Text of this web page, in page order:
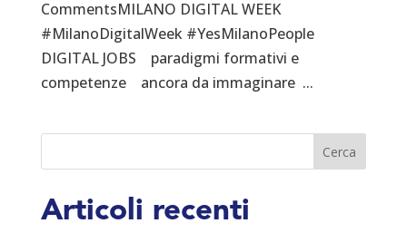
CommentsMILANO DIGITAL WEEK
#MilanoDigitalWeek #YesMilanoPeople
DIGITAL JOBS paradigmi formativi e
competenze ancora da immaginare ...
Articoli recenti